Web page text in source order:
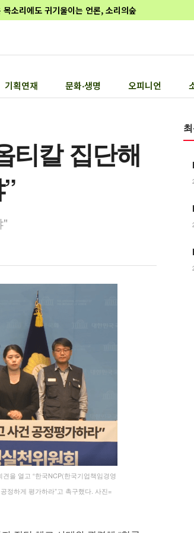
목소리에도 귀기울이는 언론, 소리의숲
기획연재 문화‧생명 오피니언
티칼 집단해
"
을 열고 “한국NCP(한국기업책임경영
정하게 평가하라”고 촉구했다. 사진=